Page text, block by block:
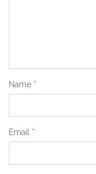
Name *
Email *